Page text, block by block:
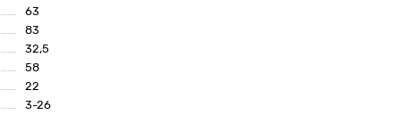
63
83
32,5
58
22
3-26